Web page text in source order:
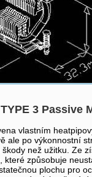
3 Passive
vlastním
ale po výkonnostní
než užitku. Ze
způsobuje
plochu pro